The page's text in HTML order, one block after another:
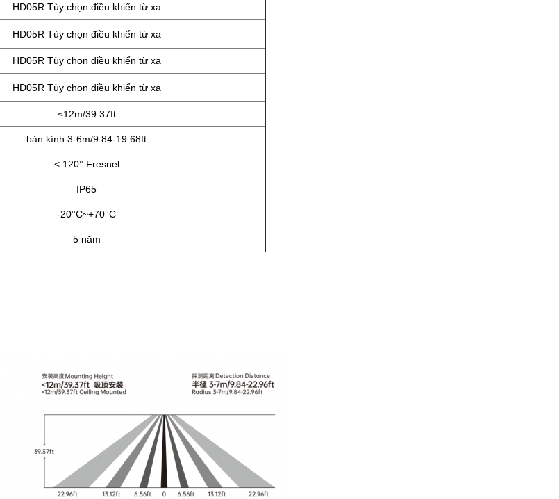
HD05R Tùy chọn điều khiển từ xa
HD05R Tùy chọn điều khiển từ xa
HD05R Tùy chọn điều khiển từ xa
HD05R Tùy chọn điều khiển từ xa
≤12m/39.37ft
bán kính 3-6m/9.84-19.68ft
< 120° Fresnel
IP65
-20°C~+70°C
5 năm